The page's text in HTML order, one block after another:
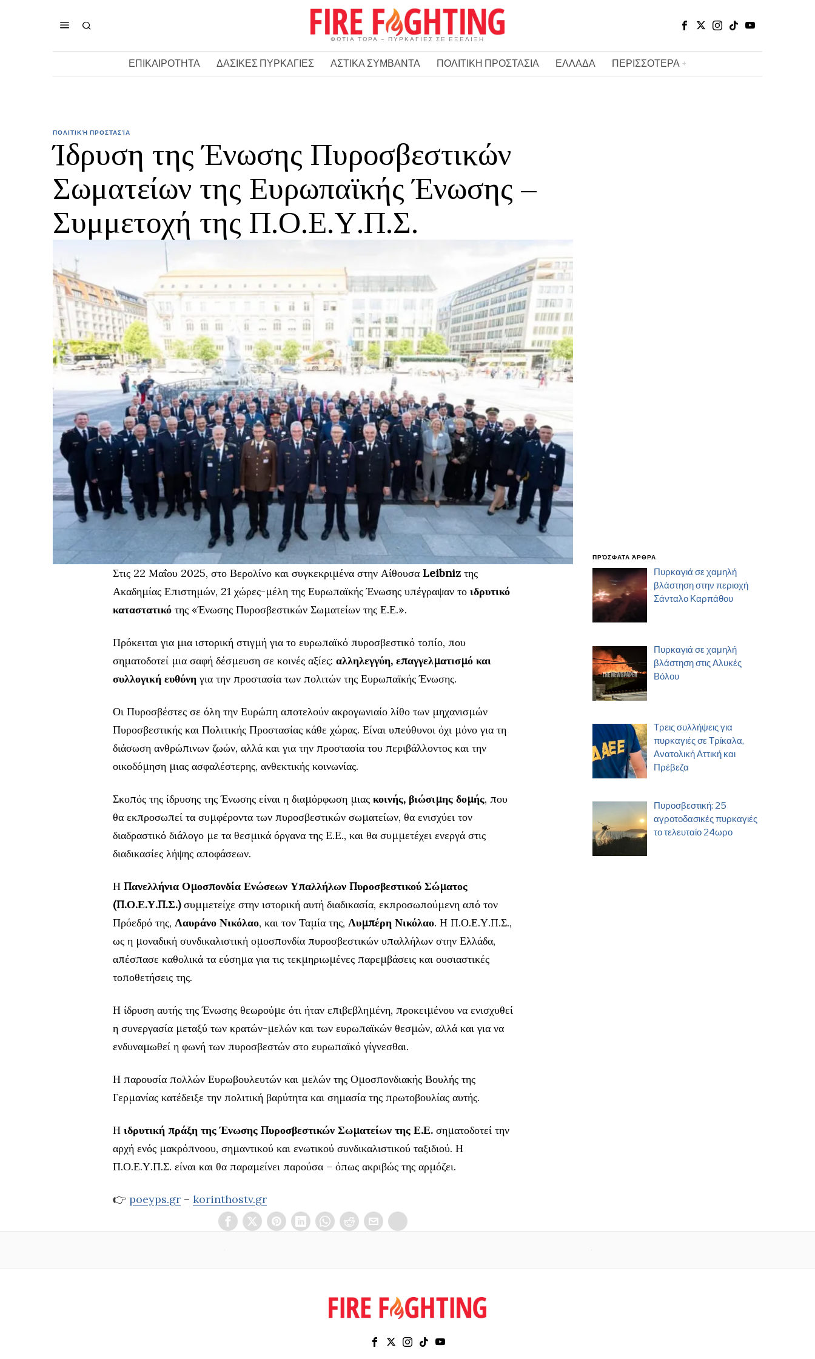
ΦΩΤΙΑ ΤΩΡΑ – ΠΥΡΚΑΓΙΕΣ ΣΕ ΕΞΕΛΙΞΗ
ΕΠΙΚΑΙΡΟΤΗΤΑ ΔΑΣΙΚΕΣ ΠΥΡΚΑΓΙΕΣ ΑΣΤΙΚΑ ΣΥΜΒΑΝΤΑ ΠΟΛΙΤΙΚΗ ΠΡΟΣΤΑΣΙΑ ΕΛΛΑΔΑ ΠΕΡΙΣΣΟΤΕΡΑ
ΠΟΛΙΤΙΚΉ ΠΡΟΣΤΑΣΊΑ
Ίδρυση της Ένωσης Πυροσβεστικών
Σωματείων της Ευρωπαϊκής Ένωσης –
Συμμετοχή της Π.Ο.Ε.Υ.Π.Σ.
Στις 22 Μαΐου 2025, στο Βερολίνο και συγκεκριμένα στην Αίθουσα Leibniz της
Ακαδημίας Επιστημών, 21 χώρες-μέλη της Ευρωπαϊκής Ένωσης υπέγραψαν το ιδρυτικό
καταστατικό της «Ένωσης Πυροσβεστικών Σωματείων της Ε.Ε.».
Πρόκειται για μια ιστορική στιγμή για το ευρωπαϊκό πυροσβεστικό τοπίο, που
σηματοδοτεί μια σαφή δέσμευση σε κοινές αξίες: αλληλεγγύη, επαγγελματισμό και
συλλογική ευθύνη για την προστασία των πολιτών της Ευρωπαϊκής Ένωσης.
Οι Πυροσβέστες σε όλη την Ευρώπη αποτελούν ακρογωνιαίο λίθο των μηχανισμών
Πυροσβεστικής και Πολιτικής Προστασίας κάθε χώρας. Είναι υπεύθυνοι όχι μόνο για τη
διάσωση ανθρώπινων ζωών, αλλά και για την προστασία του περιβάλλοντος και την
οικοδόμηση μιας ασφαλέστερης, ανθεκτικής κοινωνίας.
Σκοπός της ίδρυσης της Ένωσης είναι η διαμόρφωση μιας κοινής, βιώσιμης δομής, που
θα εκπροσωπεί τα συμφέροντα των πυροσβεστικών σωματείων, θα ενισχύει τον
διαδραστικό διάλογο με τα θεσμικά όργανα της Ε.Ε., και θα συμμετέχει ενεργά στις
διαδικασίες λήψης αποφάσεων.
Η Πανελλήνια Ομοσπονδία Ενώσεων Υπαλλήλων Πυροσβεστικού Σώματος
(Π.Ο.Ε.Υ.Π.Σ.)συμμετείχε στην ιστορική αυτή διαδικασία, εκπροσωπούμενη από τον
Πρόεδρό της, Λαυράνο Νικόλαο, και τον Ταμία της, Λυμπέρη Νικόλαο. Η Π.Ο.Ε.Υ.Π.Σ.,
ως η μοναδική συνδικαλιστική ομοσπονδία πυροσβεστικών υπαλλήλων στην Ελλάδα,
απέσπασε καθολικά τα εύσημα για τις τεκμηριωμένες παρεμβάσεις και ουσιαστικές
τοποθετήσεις της.
Η ίδρυση αυτής της Ένωσης θεωρούμε ότι ήταν επιβεβλημένη, προκειμένου να ενισχυθεί
η συνεργασία μεταξύ των κρατών-μελών και των ευρωπαϊκών θεσμών, αλλά και για να
ενδυναμωθεί η φωνή των πυροσβεστών στο ευρωπαϊκό γίγνεσθαι.
Η παρουσία πολλών Ευρωβουλευτών και μελών της Ομοσπονδιακής Βουλής της
Γερμανίας κατέδειξε την πολιτική βαρύτητα και σημασία της πρωτοβουλίας αυτής.
Η ιδρυτική πράξη της Ένωσης Πυροσβεστικών Σωματείων της Ε.Ε. σηματοδοτεί την
αρχή ενός μακρόπνοου, σημαντικού και ενωτικού συνδικαλιστικού ταξιδιού. Η
Π.Ο.Ε.Υ.Π.Σ. είναι και θα παραμείνει παρούσα – όπως ακριβώς της αρμόζει.
👉 poeyps.gr – korinthostv.gr
ΠΡΌΣΦΑΤΑ ΆΡΘΡΑ
Πυρκαγιά σε χαμηλή
βλάστηση στην περιοχή
Σάνταλο Καρπάθου
Πυρκαγιά σε χαμηλή
βλάστηση στις Αλυκές
Βόλου
Τρεις συλλήψεις για
πυρκαγιές σε Τρίκαλα,
Ανατολική Αττική και
Πρέβεζα
Πυροσβεστική: 25
αγροτοδασικές πυρκαγιές
το τελευταίο 24ωρο